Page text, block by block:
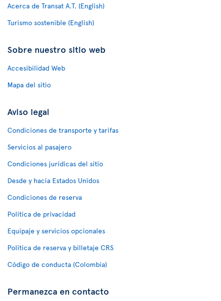
Acerca de Transat A.T. (English)
Turismo sostenible (English)
Sobre nuestro sitio web
Accesibilidad Web
Mapa del sitio
Aviso legal
Condiciones de transporte y tarifas
Servicios al pasajero
Condiciones jurídicas del sitio
Desde y hacia Estados Unidos
Condiciones de reserva
Política de privacidad
Equipaje y servicios opcionales
Política de reserva y billetaje CRS
Código de conducta (Colombia)
Permanezca en contacto